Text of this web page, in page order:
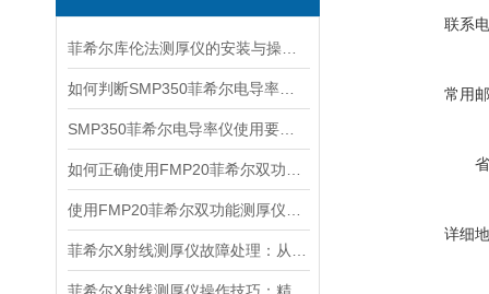
联系
常用
详细